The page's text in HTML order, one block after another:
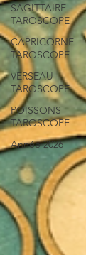
SAGITTAIRE
TAROSCOPE
CAPRICORNE
TAROSCOPE
VERSEAU
TAROSCOPE
POISSONS
TAROSCOPE
Année 2026